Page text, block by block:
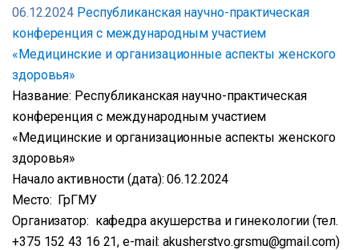
06.12.2024 Республиканская научно-практическая
конференция с международным участием
«Медицинские и организационные аспекты женского
здоровья»
Название: Республиканская научно-практическая
конференция с международным участием
«Медицинские и организационные аспекты женского
здоровья»
Начало активности (дата): 06.12.2024
Место: ГрГМУ
Организатор: кафедра акушерства и гинекологии (тел.
+375 152 43 16 21, e-mail: akusherstvo.grsmu@gmail.com)